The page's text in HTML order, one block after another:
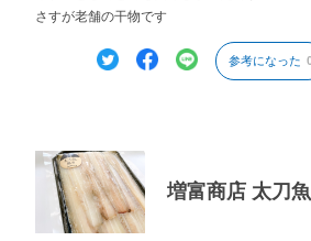
さすが老舗の干物です
参考になった
増富商店 太刀